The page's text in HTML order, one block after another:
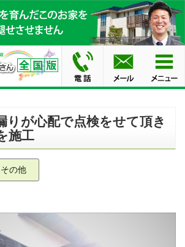
りが心配で点検をせて頂き
施工
その他